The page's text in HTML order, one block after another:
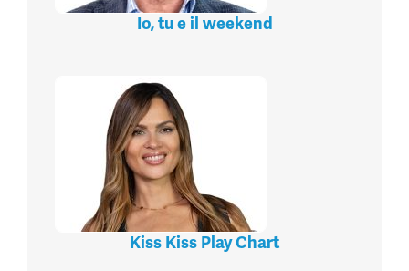
Io, tu e il weekend
Kiss Kiss Play Chart